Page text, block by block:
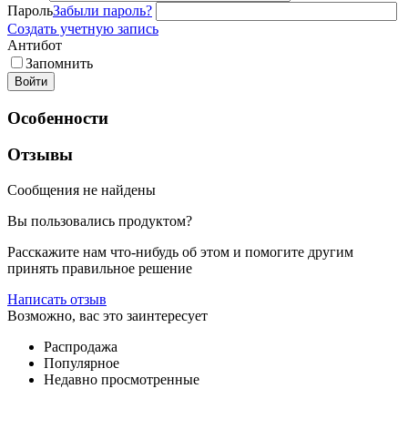
ПарольЗабыли пароль?
Создать учетную запись
Антибот
Запомнить
Войти
Особенности
Отзывы
Сообщения не найдены
Вы пользовались продуктом?
Расскажите нам что-нибудь об этом и помогите другим
принять правильное решение
Написать отзыв
Возможно, вас это заинтересует
Распродажа
Популярное
Недавно просмотренные